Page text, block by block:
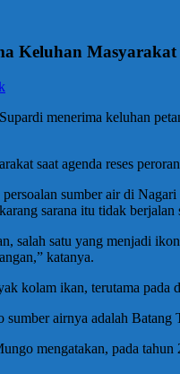
Keluhan
menerima keluhan
saat agenda reses
sumber air di
sarana itu tidak
salah satu yang menjadi
katanya.
kolam ikan, terutama
airnya adalah
mengatakan, pada